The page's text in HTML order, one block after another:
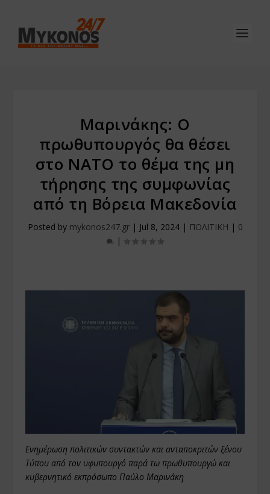
Μαρινάκης: Ο
πρωθυπουργός θα θέσει
στο ΝΑΤΟ το θέμα της μη
τήρησης της συμφωνίας
από τη Βόρεια Μακεδονία
Posted by mykonos247.gr| Jul 8, 2024| ΠΟΛΙΤΙΚΗ | 0
|
Ενημέρωση πολιτικών συντακτών και ανταποκριτών ξένου
Τύπου από τον υφυπουργό παρά τω πρωθυπουργώ και
κυβερνητικό εκπρόσωπο Παύλο Μαρινάκη